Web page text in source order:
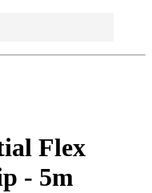
Flex
- 5m